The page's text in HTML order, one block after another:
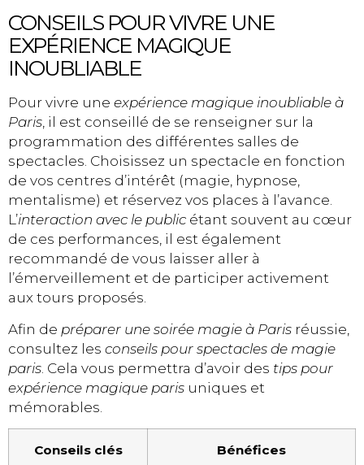
CONSEILS POUR VIVRE UNE
EXPÉRIENCE MAGIQUE
INOUBLIABLE
Pour vivre une expérience magique inoubliable à
Paris, il est conseillé de se renseigner sur la
programmation des différentes salles de
spectacles. Choisissez un spectacle en fonction
de vos centres d’intérêt (magie, hypnose,
mentalisme) et réservez vos places à l’avance.
L’interaction avec le public étant souvent au cœur
de ces performances, il est également
recommandé de vous laisser aller à
l’émerveillement et de participer activement
aux tours proposés.
Afin de préparer une soirée magie à Paris réussie,
consultez les conseils pour spectacles de magie
paris . Cela vous permettra d’avoir des tips pour
expérience magique paris uniques et
mémorables.
Conseils clés Bénéfices